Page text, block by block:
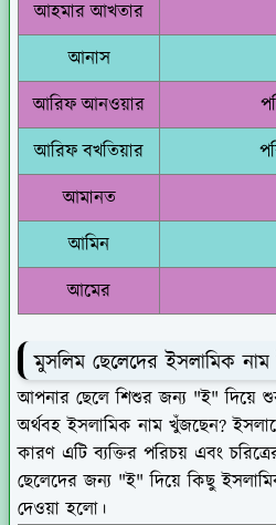
আহমার আখতার
আনাস
আরিফ আনওয়ার
আরিফ বখতিয়ার
আমানত
আমিন
আমের
মুসলিম ছেলেদের ইসলামিক
আপনার ছেলে শিশুর জন্য "ই" দিয়ে
অর্থবহ ইসলামিক নাম খুঁজছেন?
কারণ এটি ব্যক্তির পরিচয় এবং
ছেলেদের জন্য "ই" দিয়ে কিছু
দেওয়া হলো।